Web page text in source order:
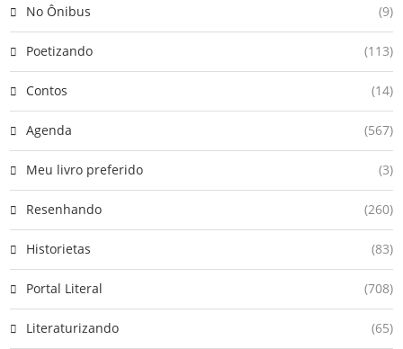
No Ônibus (9)
Poetizando (113)
Contos (14)
Agenda (567)
Meu livro preferido (3)
Resenhando (260)
Historietas (83)
Portal Literal (708)
Literaturizando (65)